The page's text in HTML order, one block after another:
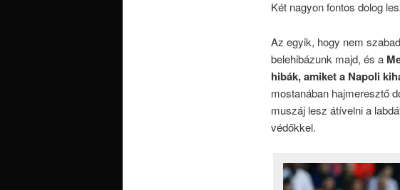
Két nagyon fontos dolog
Az egyik, hogy nem
belehibázunk majd, és a
hibák, amiket a Napoli
mostanában hajmeresztő
muszáj lesz átívelni a
védőkkel.